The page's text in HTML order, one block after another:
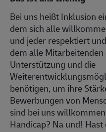
Bei uns heißt Inklusion
dem sich alle
und jeder respektiert
dem alle
Unterstützung und die
benötigen, um ihre
Bewerbungen von
sind bei uns
Handicap? Na und! Hast